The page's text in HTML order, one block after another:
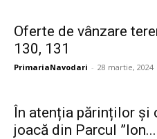
Oferte de vânzare
130, 131
PrimariaNavodari - 28 martie, 2024
În atenția părinților și
joacă din Parcul ”Ion...